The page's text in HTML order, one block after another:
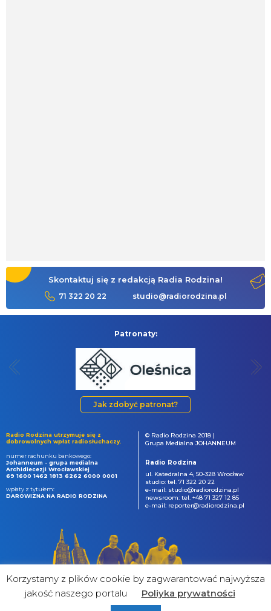
Skontaktuj się z redakcją Radia Rodzina!
71 322 20 22 studio@radiorodzina.pl
Patronaty:
Jak zdobyć patronat?
Radio Rodzina utrzymuje się z
dobrowolnych wpłat radiosłuchaczy.
numer rachunku bankowego:
Johanneum - grupa medialna
Archidiecezji Wrocławskiej
69 1600 1462 1813 6262 6000 0001
wpłaty z tytułem:
DAROWIZNA NA RADIO RODZINA
© Radio Rodzina 2018 |
Grupa Medialna JOHANNEUM
Radio Rodzina
ul. Katedralna 4, 50-328 Wrocław
studio: tel. 71 322 20 22
e-mail: studio@radiorodzina.pl
newsroom: tel. +48 71 327 12 85
e-mail: reporter@radiorodzina.pl
Korzystamy z plików cookie by zagwarantować najwyższa
jakość naszego portalu
Poliyka prywatności